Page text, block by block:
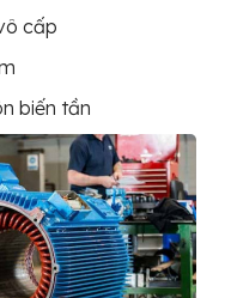
cấp
biến tần